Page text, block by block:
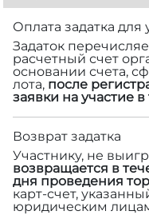
Оплата задатка для
Задаток
расчетный счет
основании счета,
лота, после
заявки на участие в
Возврат задатка
Участнику, не
возвращается в
дня проведения
карт-счет,
юридическим